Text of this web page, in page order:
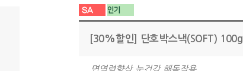
[30%할인] 단호박스낵(SOFT) 100g
면역력향상,눈건강,해독작용